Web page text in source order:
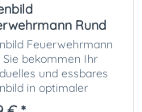
Rund
Feuerwehrmann
Sie bekommen Ihr
und essbares
in optimaler
auf Dekor-Plus